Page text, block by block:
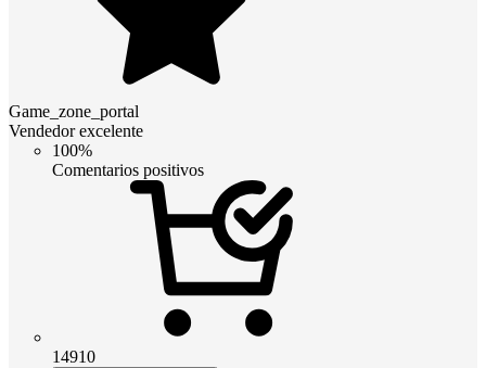
Game_zone_portal
Vendedor excelente
100%
Comentarios positivos
14910